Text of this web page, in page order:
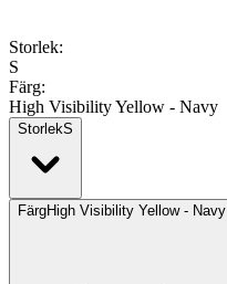
Storlek:
S
Färg:
High Visibility Yellow - Navy
StorlekS
FärgHigh Visibility Yellow - Navy